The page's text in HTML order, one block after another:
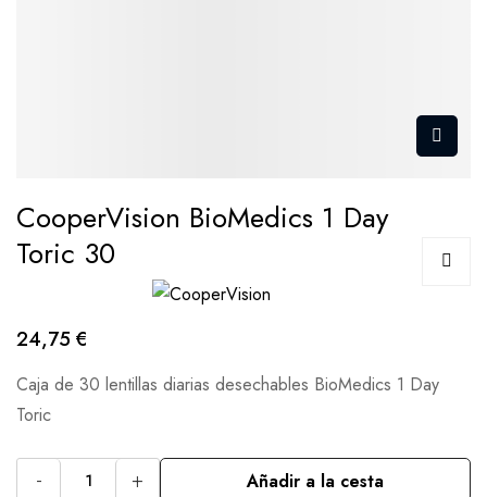
CooperVision BioMedics 1 Day
Toric 30
24,75 €
Caja de 30 lentillas diarias desechables BioMedics 1 Day
Toric
- + Añadir a la cesta